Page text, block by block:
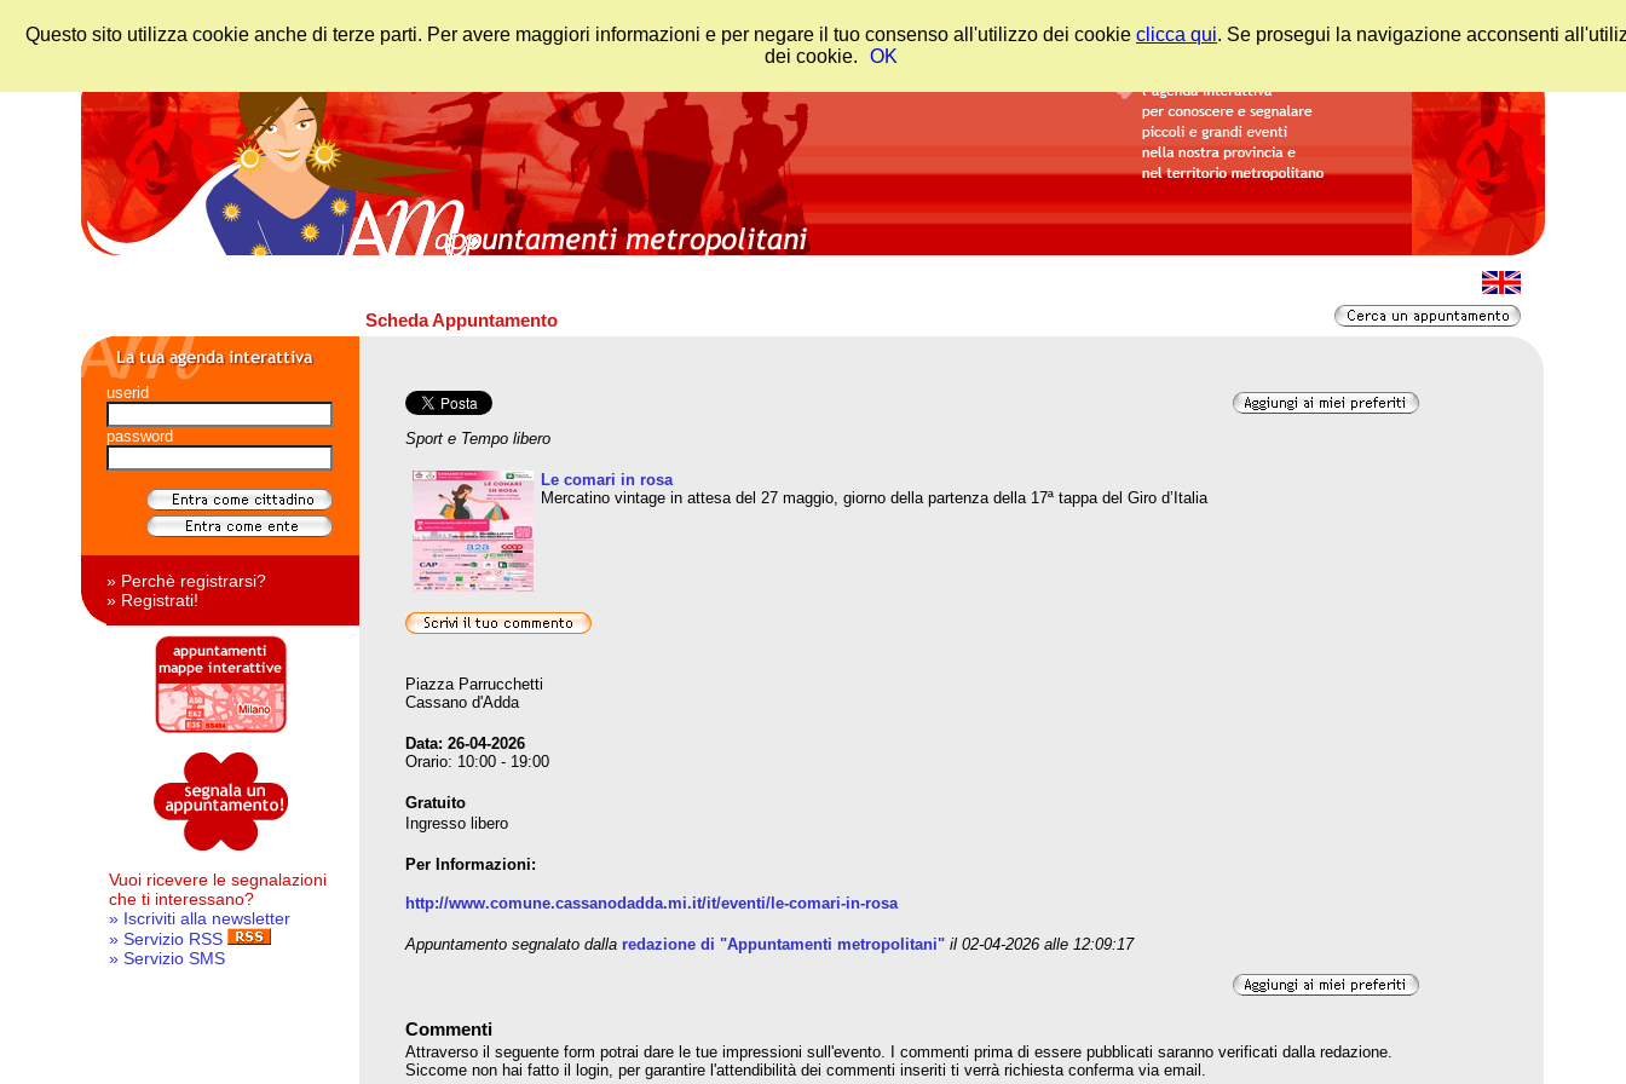
Questo sito utilizza cookie anche di terze parti. Per avere maggiori informazioni e per negare il tuo consenso all'utilizzo dei cookie clicca qui. Se prosegui la navigazione acconsenti
dei cookie.
OK
Scheda Appuntamento
userid
password
» Perchè registrarsi?
» Registrati!
Vuoi ricevere le segnalazioni
che ti interessano?
» Iscriviti alla newsletter
» Servizio RSS
» Servizio SMS
Sport e Tempo libero
Le comari in rosa
Mercatino vintage in attesa del 27 maggio, giorno della partenza della 17ª tappa del Giro d’Italia
Piazza Parrucchetti
Cassano d'Adda
Data: 26-04-2026
Orario: 10:00 - 19:00
Gratuito
Ingresso libero
Per Informazioni:
http://www.comune.cassanodadda.mi.it/it/eventi/le-comari-in-rosa
Appuntamento segnalato dalla redazione di "Appuntamenti metropolitani" il 02-04-2026 alle 12:09:17
Commenti
Attraverso il seguente form potrai dare le tue impressioni sull'evento. I commenti prima di essere pubblicati saranno verificati dalla redazione.
Siccome non hai fatto il login, per garantire l'attendibilità dei commenti inseriti ti verrà richiesta conferma via email.